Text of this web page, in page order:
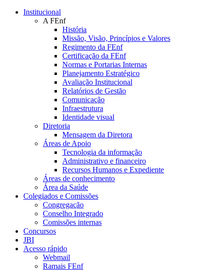
Institucional
A FEnf
História
Missão, Visão, Princípios e Valores
Regimento da FEnf
Certificação da FEnf
Normas e Portarias Internas
Planejamento Estratégico
Avaliação Institucional
Relatórios de Gestão
Comunicação
Infraestrutura
Identidade visual
Diretoria
Mensagem da Diretora
Áreas de Apoio
Tecnologia da informação
Administrativo e financeiro
Recursos Humanos e Expediente
Áreas de conhecimento
Área da Saúde
Colegiados e Comissões
Congregação
Conselho Integrado
Comissões internas
Concursos
JBI
Acesso rápido
Webmail
Ramais FEnf